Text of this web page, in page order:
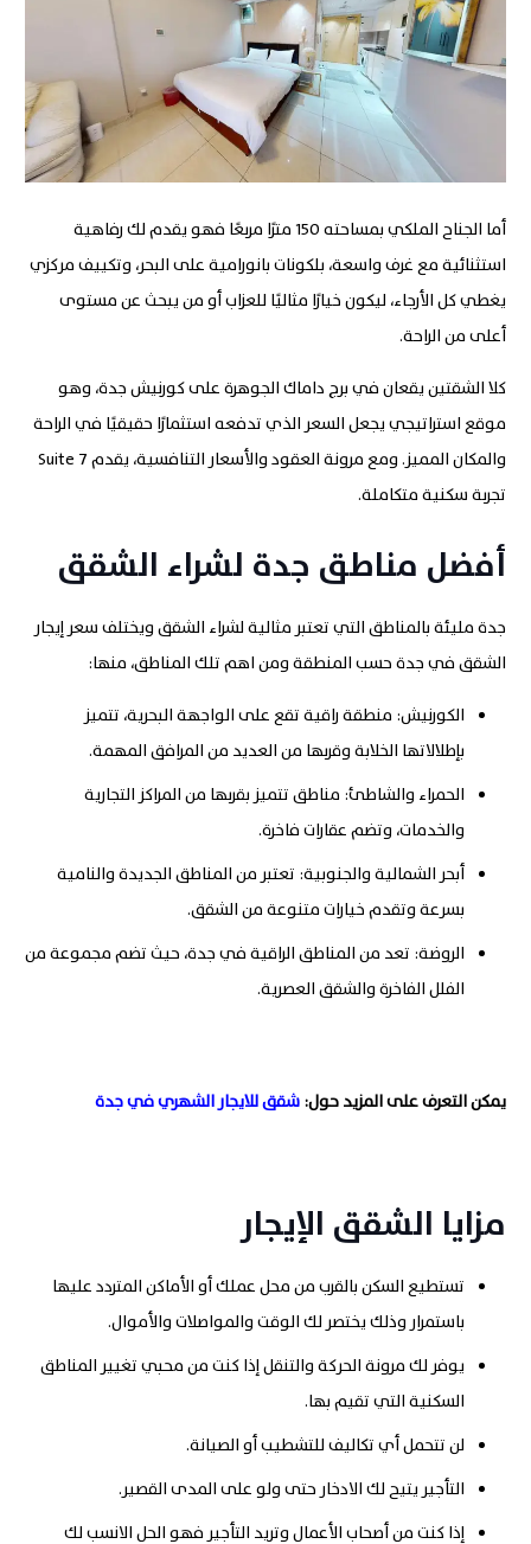
أما الجناح الملكي بمساحته 150 مترًا مربعًا فهو يقدم لك رفاهية
استثنائية مع غرف واسعة، بلكونات بانورامية على البحر، وتكييف مركزي
يغطي كل الأرجاء، ليكون خيارًا مثاليًا للعزاب أو من يبحث عن مستوى
أعلى من الراحة.
كلا الشقتين يقعان في برج داماك الجوهرة على كورنيش جدة، وهو
موقع استراتيجي يجعل السعر الذي تدفعه استثمارًا حقيقيًا في الراحة
والمكان المميز. ومع مرونة العقود والأسعار التنافسية، يقدم 7
Suite
تجربة سكنية متكاملة.
أفضل مناطق جدة لشراء الشقق
جدة مليئة بالمناطق التي تعتبر مثالية لشراء الشقق ويختلف سعر إيجار
الشقق في جدة حسب المنطقة ومن اهم تلك المناطق، منها:
الكورنيش: منطقة راقية تقع على الواجهة البحرية، تتميز
بإطلالاتها الخلابة وقربها من العديد من المرافق المهمة.
الحمراء والشاطئ: مناطق تتميز بقربها من المراكز التجارية
والخدمات، وتضم عقارات فاخرة.
أبحر الشمالية والجنوبية: تعتبر من المناطق الجديدة والنامية
بسرعة وتقدم خيارات متنوعة من الشقق.
الروضة: تعد من المناطق الراقية في جدة، حيث تضم مجموعة من
الفلل الفاخرة والشقق العصرية.
يمكن التعرف على المزيد حول:شقق للايجار الشهري في جدة
مزايا الشقق الإيجار
تستطيع السكن بالقرب من محل عملك أو الأماكن المتردد عليها
باستمرار وذلك يختصر لك الوقت والمواصلات والأموال.
يوفر لك مرونة الحركة والتنقل إذا كنت من محبي تغيير المناطق
السكنية التي تقيم بها.
لن تتحمل أي تكاليف للتشطيب أو الصيانة.
التأجير يتيح لك الادخار حتى ولو على المدى القصير.
إذا كنت من أصحاب الأعمال وتريد التأجير فهو الحل الانسب لك